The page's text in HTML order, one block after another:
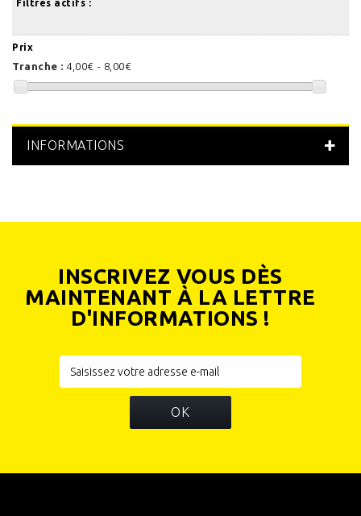
Filtres actifs :
Prix
Tranche : 4,00€ - 8,00€
INFORMATIONS
INSCRIVEZ VOUS DÈS
MAINTENANT À LA LETTRE
D'INFORMATIONS !
OK